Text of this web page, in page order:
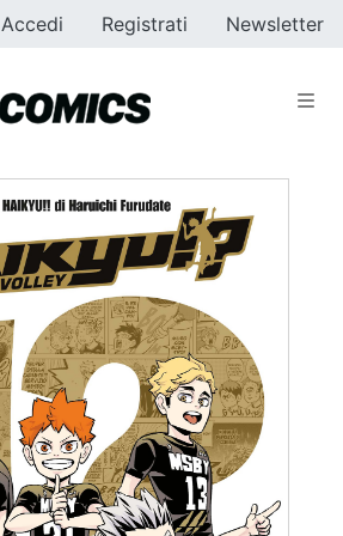
Accedi Registrati Newsletter